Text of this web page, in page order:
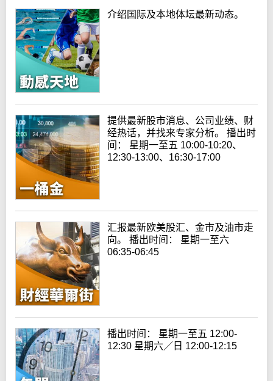
介绍国际及本地体坛最新动态。
提供最新股市消息、公司业绩、财
经热话，并找来专家分析。 播出时
间： 星期一至五 10:00-10:20、
12:30-13:00、16:30-17:00
汇报最新欧美股汇、金市及油市走
向。 播出时间： 星期一至六
06:35-06:45
播出时间： 星期一至五 12:00-
12:30 星期六／日 12:00-12:15